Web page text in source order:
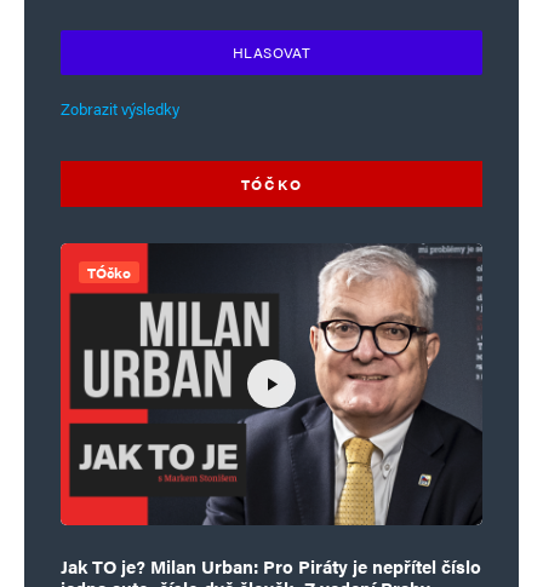
HLASOVAT
Zobrazit výsledky
TÓČKO
TÓčko
Jak TO je? Milan Urban: Pro Piráty je nepřítel číslo